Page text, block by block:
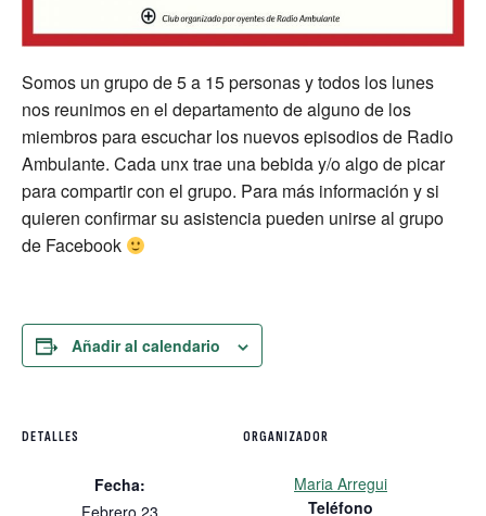
Somos un grupo de 5 a 15 personas y todos los lunes
nos reunimos en el departamento de alguno de los
miembros para escuchar los nuevos episodios de Radio
Ambulante. Cada unx trae una bebida y/o algo de picar
para compartir con el grupo. Para más información y si
quieren confirmar su asistencia pueden unirse al grupo
de Facebook
Añadir al calendario
DETALLES
Fecha:
Febrero 23
ORGANIZADOR
Maria Arregui
Teléfono